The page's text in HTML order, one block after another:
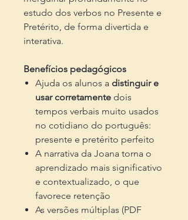
estudo dos verbos no Presente e
Pretérito, de forma divertida e
interativa.
Benefícios pedagógicos
Ajuda os alunos a distinguir e
usar corretamente dois
tempos verbais muito usados
no cotidiano do português:
presente e pretérito perfeito
A narrativa da Joana torna o
aprendizado mais significativo
e contextualizado, o que
favorece retenção
As versões múltiplas (PDF